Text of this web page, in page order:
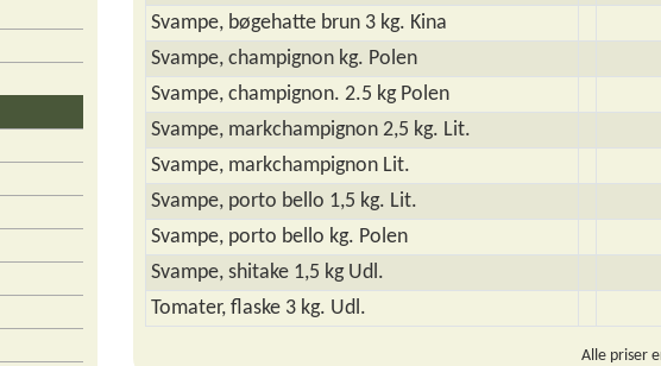
Svampe, bøgehatte brun 3 kg. Kina
Svampe, champignon kg. Polen
Svampe, champignon. 2.5 kg Polen
Svampe, markchampignon 2,5 kg. Lit.
Svampe, markchampignon Lit.
Svampe, porto bello 1,5 kg. Lit.
Svampe, porto bello kg. Polen
Svampe, shitake 1,5 kg Udl.
Tomater, flaske 3 kg. Udl.
Alle priser